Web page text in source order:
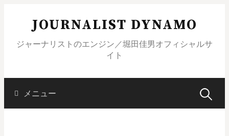
ッ
JOURNALIST DYNAMO
ジャーナリストのエンジン／堀田佳男オフィシャルサ
イト
メニュー 検